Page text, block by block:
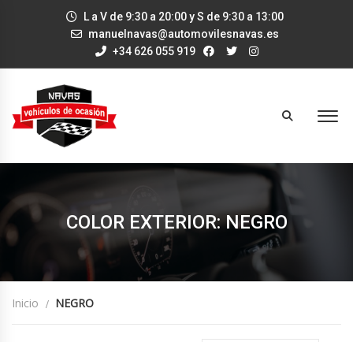
L a V de 9:30 a 20:00 y S de 9:30 a 13:00
manuelnavas@automovilesnavas.es
+34 626 055 919
COLOR EXTERIOR: NEGRO
Inicio NEGRO